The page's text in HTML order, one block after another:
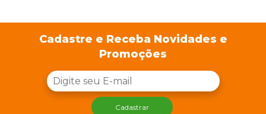
Cadastre e Receba Novidades e
Promoções
Cadastrar